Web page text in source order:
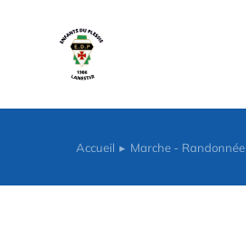
Vous êtes ici :
Accueil Marche - Randonnée